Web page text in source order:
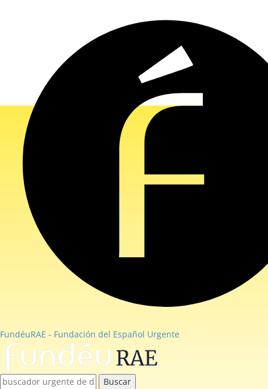
FundéuRAE - Fundación del Español Urgente
Buscar